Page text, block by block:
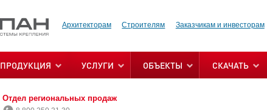
Архитекторам Строителям Заказчикам и инвесторам
ПРОДУКЦИЯ УСЛУГИ ОБЪЕКТЫ СКАЧАТЬ
Отдел региональных продаж